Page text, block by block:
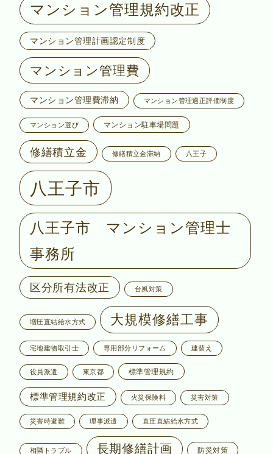
マンション管理規約改正
マンション管理計画認定制度
マンション管理費
マンション管理費滞納 マンション管理適正評価制度
マンション選び マンション駐車場問題
修繕積立金 修繕積立金滞納 八王子
八王子市
八王子市 マンション管理士
事務所
区分所有法改正 台風対策
増圧直結給水方式 大規模修繕工事
宅地建物取引士 専用部分リフォーム 建替え
役員派遣 東京都 標準管理規約
標準管理規約改正 火災保険料 災害対策
災害時避難 理事派遣 直圧直結給水方式
相隣トラブル 長期修繕計画 防災対策